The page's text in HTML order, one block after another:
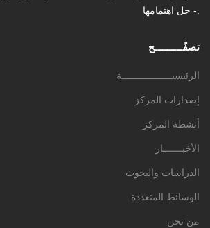
- جل اهتمامها.
تصفّـــــــــح
الرئيسيــــــــــــــــــة
إصدارات المركز
أنشطة المركز
الأخبـــــــار
الدراسات والبحوث
الوسائط المتعددة
من نحن